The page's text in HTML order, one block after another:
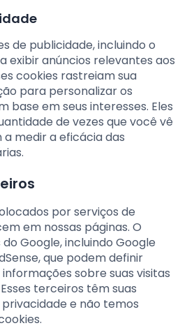
de publicidade, incluindo o
exibir anúncios relevantes aos
cookies rastreiam sua
para personalizar os
base em seus interesses. Eles
de vezes que você vê
a medir a eficácia das
por serviços de
em nossas páginas. O
Google, incluindo Google
que podem definir
sobre suas visitas
terceiros têm suas
e não temos